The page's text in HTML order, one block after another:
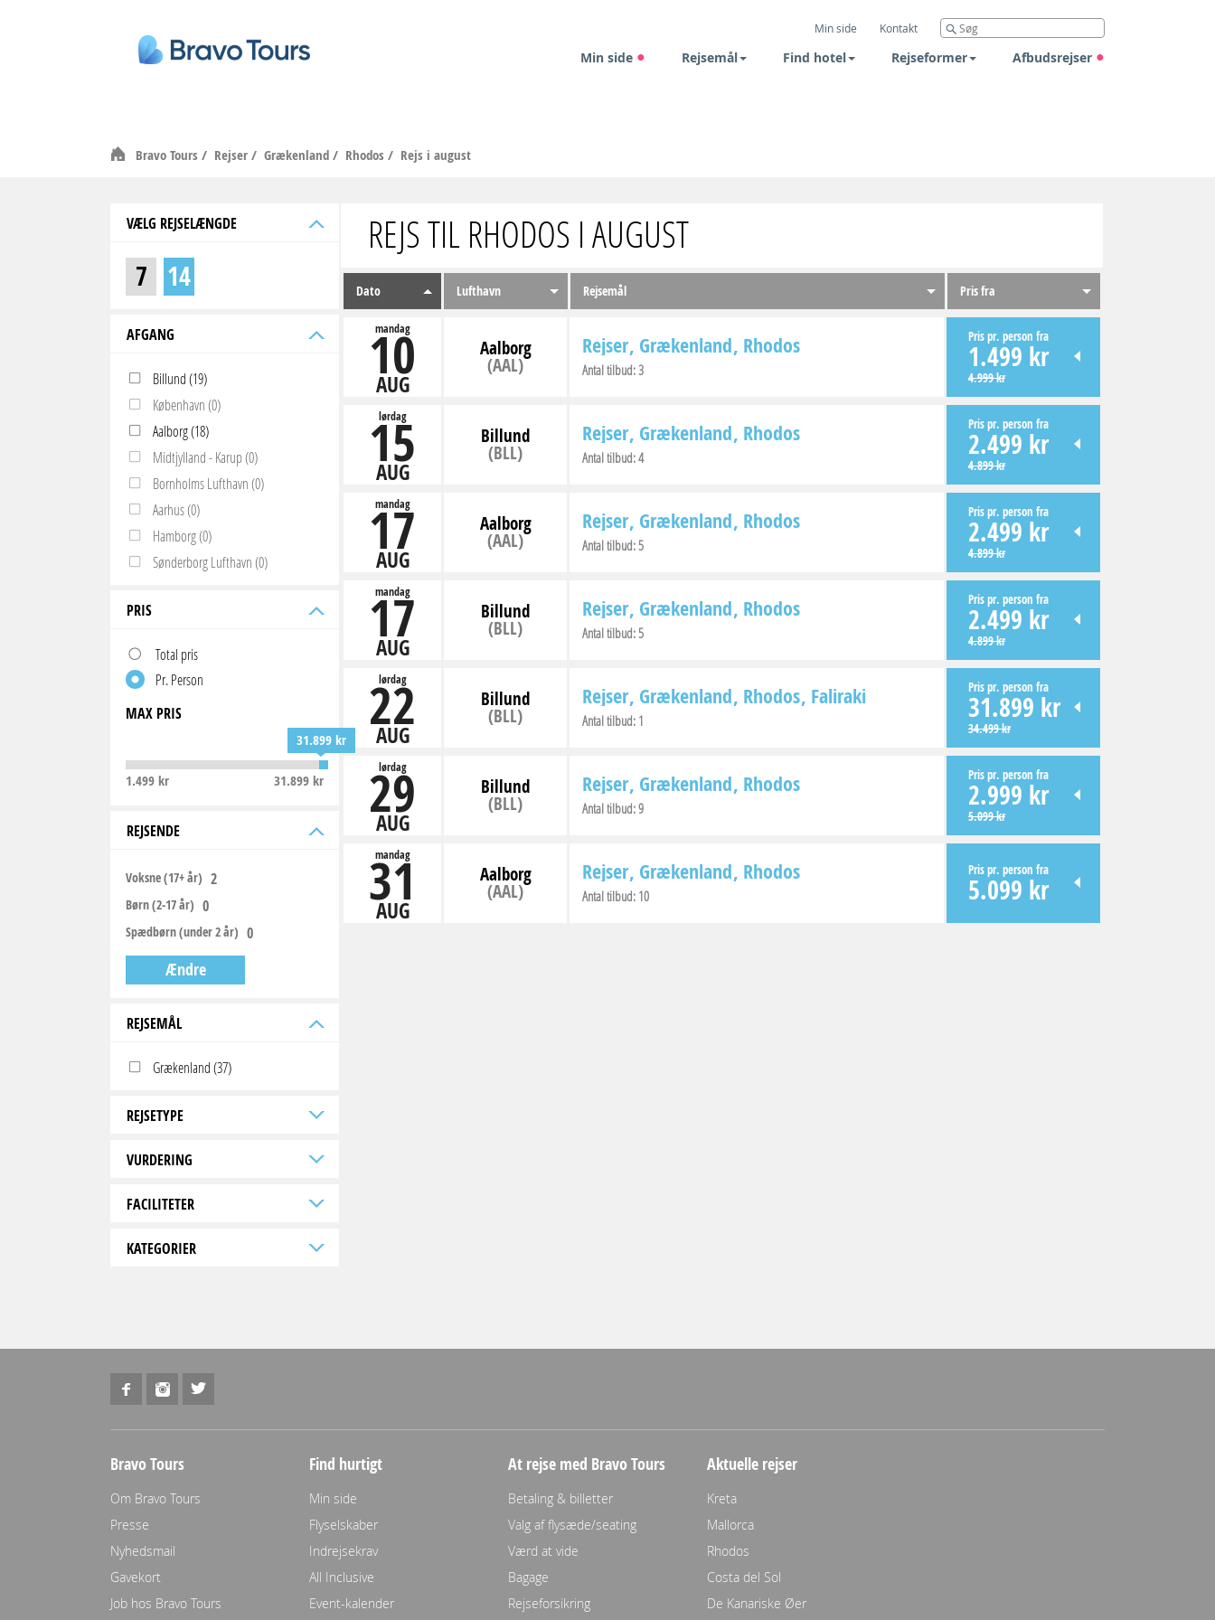
Min side Kontakt
Min side Rejsemål Find hotel Rejseformer Afbudsrejser
Bravo Tours / Rejser/ Grækenland/ Rhodos / Rejs i august
VÆLG REJSELÆNGDE
7 14
AFGANG
Billund (19)
København (0)
Aalborg (18)
Midtjylland - Karup (0)
Bornholms Lufthavn (0)
Aarhus (0)
Hamborg (0)
Sønderborg Lufthavn (0)
PRIS
Total pris
Pr. Person
MAX PRIS
31.899 kr
1.499 kr 31.899 kr
REJSENDE
Voksne (17+ år)
Børn (2-17 år)
Spædbørn (under 2 år)
Ændre
REJSEMÅL
Grækenland (37)
REJSETYPE
VURDERING
FACILITETER
KATEGORIER
REJS TIL RHODOS I AUGUST
Dato Lufthavn Rejsemål Pris fra
mandag
10
AUG
Aalborg
(AAL)
Rejser Grækenland Rhodos
Antal tilbud:3
Pris pr. person fra
1.499 kr
4.999 kr
lørdag
15
AUG
Billund
(BLL)
Rejser Grækenland Rhodos
Antal tilbud:4
Pris pr. person fra
2.499 kr
4.899 kr
mandag
17
AUG
Aalborg
(AAL)
Rejser Grækenland Rhodos
Antal tilbud:5
Pris pr. person fra
2.499 kr
4.899 kr
mandag
17
AUG
Billund
(BLL)
Rejser Grækenland Rhodos
Antal tilbud:5
Pris pr. person fra
2.499 kr
4.899 kr
lørdag
22
AUG
Billund
(BLL)
Rejser Grækenland Rhodos Faliraki
Antal tilbud: 1
Pris pr. person fra
31.899 kr
34.499 kr
lørdag
29
AUG
Billund
(BLL)
Rejser Grækenland Rhodos
Antal tilbud:9
Pris pr. person fra
2.999 kr
5.099 kr
mandag
31
AUG
Aalborg
(AAL)
Rejser Grækenland Rhodos
Antal tilbud: 10
Pris pr. person fra
5.099 kr
Bravo Tours
Om Bravo Tours
Presse
Nyhedsmail
Gavekort
Job hos Bravo Tours
Find hurtigt
Min side
Flyselskaber
Indrejsekrav
All Inclusive
Event-kalender
At rejse med Bravo Tours
Betaling & billetter
Valg af flysæde/seating
Værd at vide
Bagage
Rejseforsikring
Aktuelle rejser
Kreta
Mallorca
Rhodos
Costa del Sol
De Kanariske Øer